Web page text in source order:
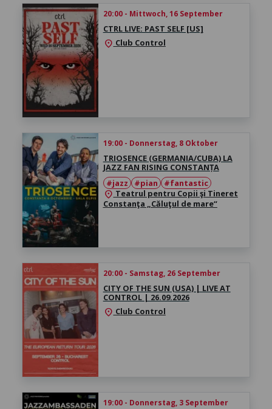
20:00 - Mittwoch, 16 September
CTRL LIVE: PAST SELF [US]
location_on Club Control
19:00 - Donnerstag, 8 Oktober
TRIOSENCE (GERMANIA/CUBA) LA
JAZZ FAN RISING CONSTANȚA
#jazz
#pian #fantastic
location_on Teatrul pentru Copii şi Tineret
Constanţa „Căluţul de mare“
20:00 - Samstag, 26 September
CITY OF THE SUN (USA) | LIVE AT
CONTROL | 26.09.2026
location_on Club Control
19:00 - Donnerstag, 3 September